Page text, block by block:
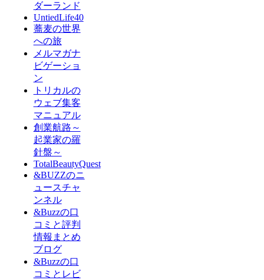
ダーランド
UntiedLife40
蕎麦の世界
への旅
メルマガナ
ビゲーショ
ン
トリカルの
ウェブ集客
マニュアル
創業航路～
起業家の羅
針盤～
TotalBeautyQuest
&BUZZのニ
ュースチャ
ンネル
&Buzzの口
コミと評判
情報まとめ
ブログ
&Buzzの口
コミとレビ